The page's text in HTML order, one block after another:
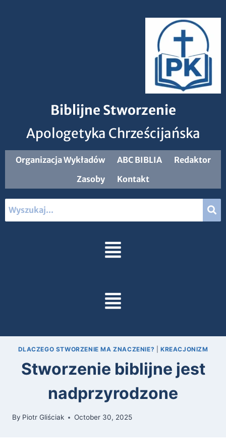
Biblijne Stworzenie
Apologetyka Chrześcijańska
Organizacja Wykładów ABC BIBLIA
Redaktor
Zasoby
Kontakt
DLACZEGO STWORZENIE MA ZNACZENIE? KREACJONIZM
Stworzenie biblijne jest
nadprzyrodzone
By Piotr Gliściak October 30, 2025